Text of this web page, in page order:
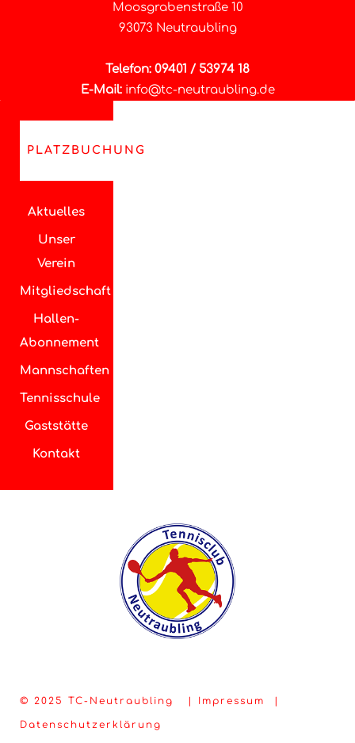
Moosgrabenstraße 10
93073 Neutraubling
Telefon: 09401 / 53974 18
E-Mail: info@tc-neutraubling.de
PLATZBUCHUNG
Aktuelles
Unser
Verein
Mitgliedschaft
Hallen-
Abonnement
Mannschaften
Tennisschule
Gaststätte
Kontakt
© 2025 TC-Neutraubling | Impressum
Datenschutzerklärung